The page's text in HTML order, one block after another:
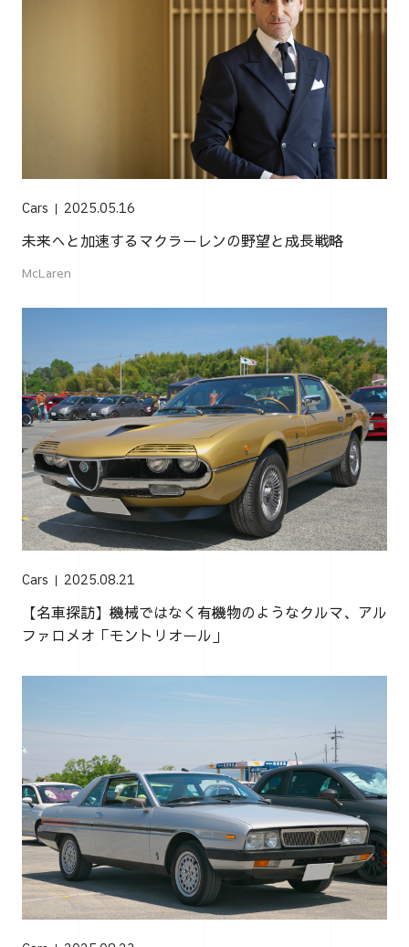
Cars 2025.05.16
未来へと加速するマクラーレンの野望と成長戦略
McLaren
Cars 2025.08.21
【名車探訪】機械ではなく有機物のようなクルマ、アル
ファロメオ「モントリオール」